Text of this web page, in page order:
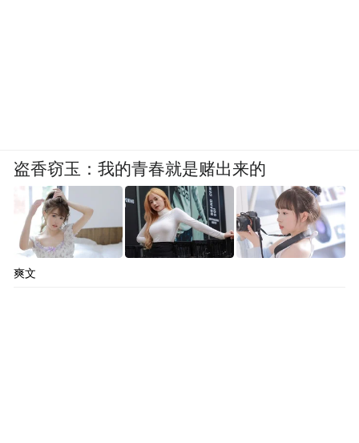
盗香窃玉：我的青春就是赌出来的
爽文